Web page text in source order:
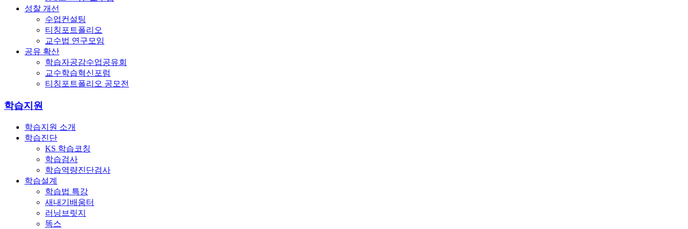
성찰 개선
수업컨설팅
티칭포트폴리오
교수법 연구모임
공유 확산
학습자공감수업공유회
교수학습혁신포럼
티칭포트폴리오 공모전
학습지원
학습지원 소개
학습진단
KS 학습코칭
학습검사
학습역량진단검사
학습설계
학습법 특강
새내기배움터
러닝브릿지
똑스